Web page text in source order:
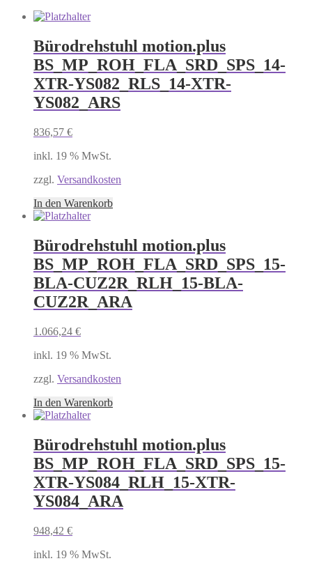
Bürodrehstuhl motion.plus
BS_MP_ROH_FLA_SRD_SPS_14-
XTR-YS082_RLS_14-XTR-
YS082_ARS
836,57 €
inkl. 19 % MwSt.
zzgl. Versandkosten
In den Warenkorb
Bürodrehstuhl motion.plus
BS_MP_ROH_FLA_SRD_SPS_15-
BLA-CUZ2R_RLH_15-BLA-
CUZ2R_ARA
1.066,24 €
inkl. 19 % MwSt.
zzgl. Versandkosten
In den Warenkorb
Bürodrehstuhl motion.plus
BS_MP_ROH_FLA_SRD_SPS_15-
XTR-YS084_RLH_15-XTR-
YS084_ARA
948,42 €
inkl. 19 % MwSt.